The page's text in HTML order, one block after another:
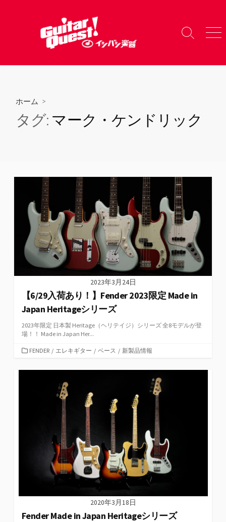
へ
検
り
メ
ー
ホーム >
タグ: マーク・ケンドリック
2023年3月24日
【6/29入荷あり！】Fender 2023限定 Made in
Japan Heritageシリーズ
2023年限定 日本製 Heritage（ヘリテイジ）シリーズ 全8モデルが登
場！！ Made in Japan Her...
カ
ゴ
FENDER / エレキギター / ベース / 新製品情報
2020年3月18日
Fender Made in Japan Heritageシリーズ